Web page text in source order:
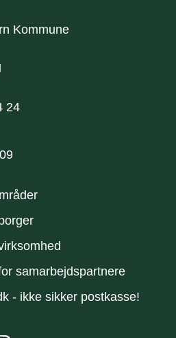
Kommune
24
samarbejdspartnere
- ikke sikker postkasse!